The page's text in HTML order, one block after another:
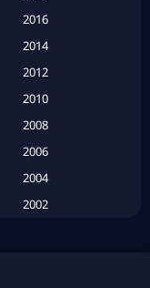
(20)
2016
2014
2012
2010
2008
2006
2004
2002